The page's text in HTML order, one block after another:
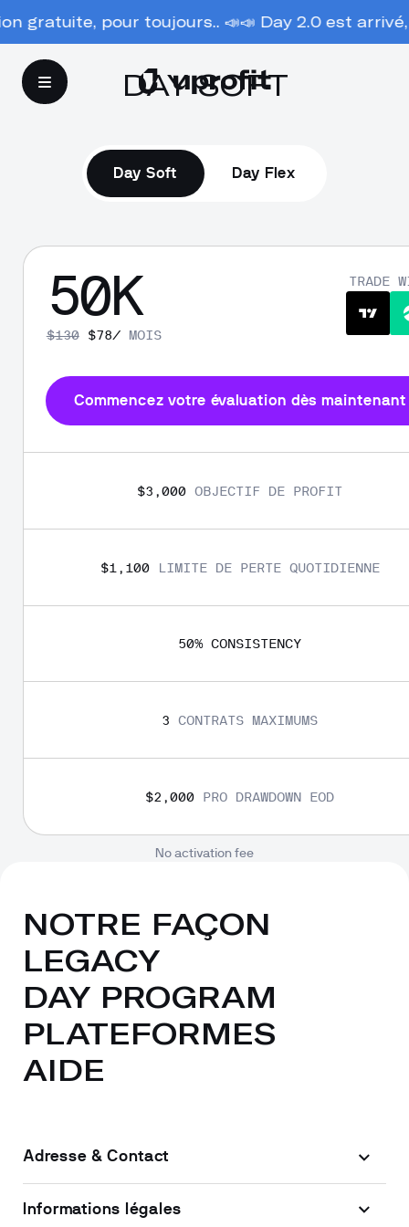
gratuite, pour toujours.. 📣📣 Day 2.0 est arrivé,
DAY SOFT
Day Soft Day Flex
50K
$130 $78/ MOIS
TRADE
Commencez votre évaluation dès maintenant
$3,000 OBJECTIF DE PROFIT
$1,100 LIMITE DE PERTE QUOTIDIENNE
50% CONSISTENCY
3 CONTRATS MAXIMUMS
$2,000 PRO DRAWDOWN EOD
No activation fee
NOTRE FAÇON
LEGACY
DAY PROGRAM
PLATEFORMES
AIDE
Adresse & Contact
Informations légales